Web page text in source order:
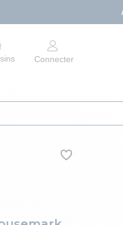
ARRÊT DU SITE E-
Connecter